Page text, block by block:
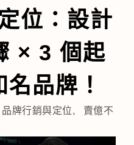
位：設計
× 3 個起
品牌！
品牌行銷與定位,
賣億不